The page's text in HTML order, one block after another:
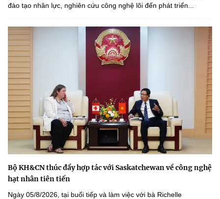
đào tạo nhân lực, nghiên cứu công nghệ lõi đến phát triển...
Bộ KH&CN thúc đẩy hợp tác với Saskatchewan về công nghệ
hạt nhân tiên tiến
Ngày 05/8/2026, tại buổi tiếp và làm việc với bà Richelle